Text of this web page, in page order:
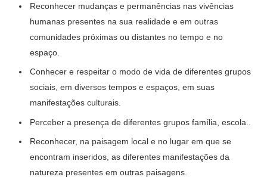
Reconhecer mudanças e permanências nas vivências
humanas presentes na sua realidade e em outras
comunidades próximas ou distantes no tempo e no
espaço.
Conhecer e respeitar o modo de vida de diferentes grupos
sociais, em diversos tempos e espaços, em suas
manifestações culturais.
Perceber a presença de diferentes grupos família, escola..
Reconhecer, na paisagem local e no lugar em que se
encontram inseridos, as diferentes manifestações da
natureza presentes em outras paisagens.